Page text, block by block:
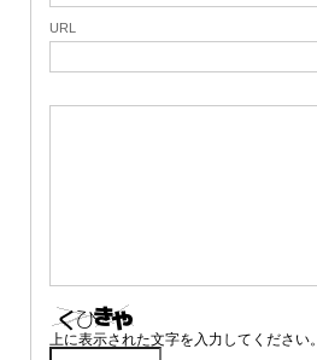
URL
上に表示された文字を入力してください。